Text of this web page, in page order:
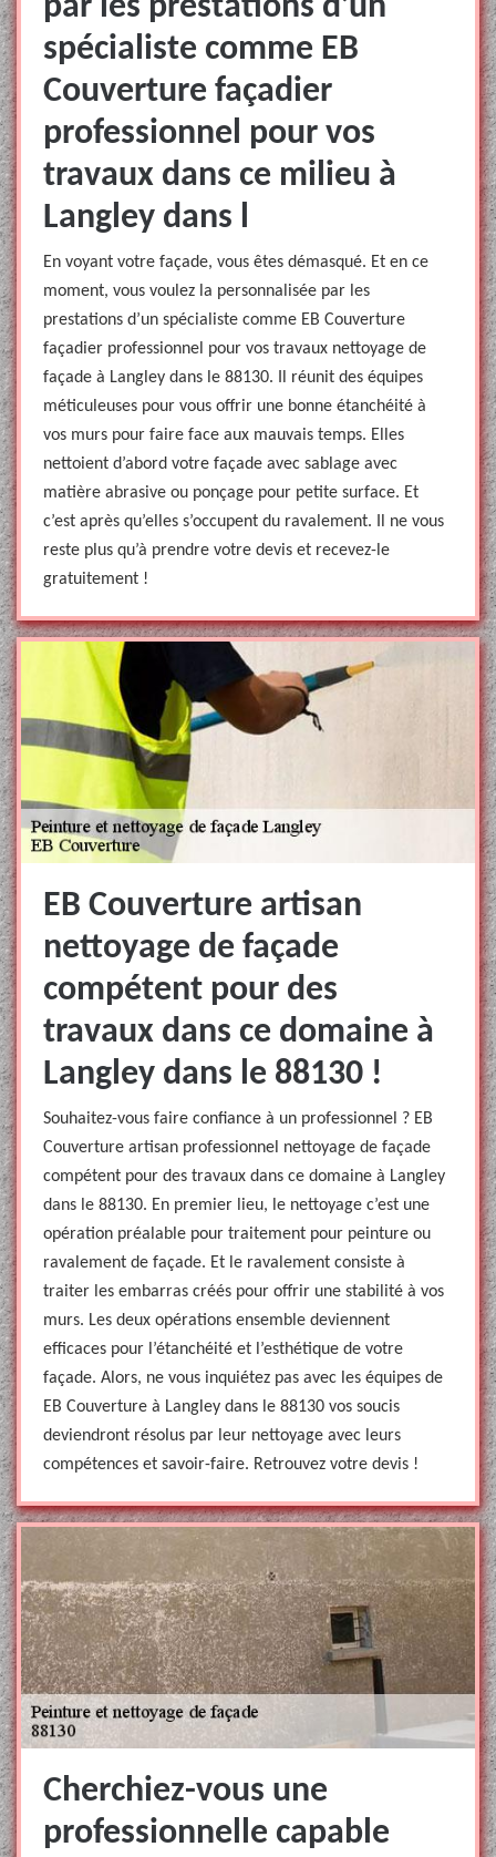
par les prestations d’un
spécialiste comme EB
Couverture façadier
professionnel pour vos
travaux dans ce milieu à
Langley dans l
En voyant votre façade, vous êtes démasqué. Et en ce
moment, vous voulez la personnalisée par les
prestations d’un spécialiste comme EB Couverture
façadier professionnel pour vos travaux nettoyage de
façade à Langley dans le 88130. Il réunit des équipes
méticuleuses pour vous offrir une bonne étanchéité à
vos murs pour faire face aux mauvais temps. Elles
nettoient d’abord votre façade avec sablage avec
matière abrasive ou ponçage pour petite surface. Et
c’est après qu’elles s’occupent du ravalement. Il ne vous
reste plus qu’à prendre votre devis et recevez-le
gratuitement !
EB Couverture artisan
nettoyage de façade
compétent pour des
travaux dans ce domaine à
Langley dans le 88130 !
Souhaitez-vous faire confiance à un professionnel ? EB
Couverture artisan professionnel nettoyage de façade
compétent pour des travaux dans ce domaine à Langley
dans le 88130. En premier lieu, le nettoyage c’est une
opération préalable pour traitement pour peinture ou
ravalement de façade. Et le ravalement consiste à
traiter les embarras créés pour offrir une stabilité à vos
murs. Les deux opérations ensemble deviennent
efficaces pour l’étanchéité et l’esthétique de votre
façade. Alors, ne vous inquiétez pas avec les équipes de
EB Couverture à Langley dans le 88130 vos soucis
deviendront résolus par leur nettoyage avec leurs
compétences et savoir-faire. Retrouvez votre devis !
Cherchiez-vous une
professionnelle capable